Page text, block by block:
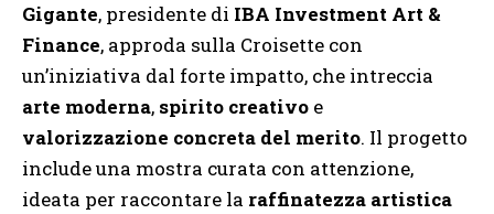
Gigante, presidente di IBA Investment Art &
Finance, approda sulla Croisette con
un’iniziativa dal forte impatto, che intreccia
arte moderna, spirito creativo e
valorizzazione concreta del merito. Il progetto
include una mostra curata con attenzione,
ideata per raccontare la raffinatezza artistica